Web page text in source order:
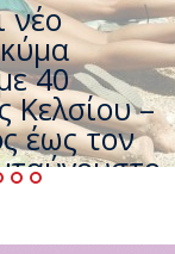
ο
την ώρα